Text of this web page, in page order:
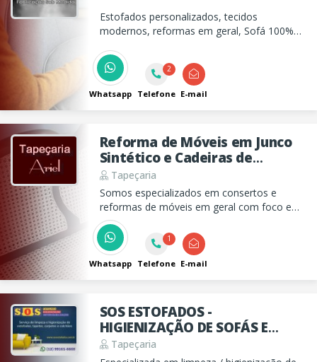
Estofados personalizados, tecidos
modernos, reformas em geral, Sofá 100%
Whatsapp
2
Telefone E-mail
Reforma de Móveis em Junco
Sintético e Cadeiras de
Palhinha Natural Sintético
Ariel
Tapeçaria
Somos especializados em consertos e
reformas de móveis em geral com foco em
sofás e estofados em geral e tambem em
móveis de junco sintético, vime e palhinha.
Whatsapp
1
Telefone E-mail
SOS ESTOFADOS -
HIGIENIZAÇÃO DE SOFÁS E
TAPEÇARIA EM GERAL
Tapeçaria